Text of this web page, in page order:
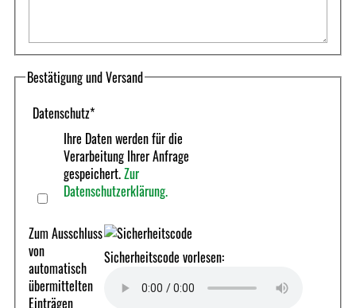
Bestätigung und Versand
Datenschutz*
Ihre Daten werden für die
Verarbeitung Ihrer Anfrage
gespeichert.Zur
Datenschutzerklärung.
Zum Ausschluss
von
automatisch
übermittelten
Einträgen
Sicherheitscode vorlesen: